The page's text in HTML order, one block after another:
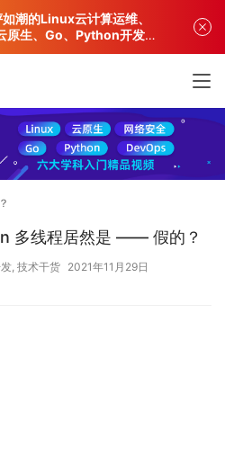
多线程居然是 —— 假的？
, 技术干货 2021年11月29日
潮的Linux云计算运维、
原生、Go、Python开发专